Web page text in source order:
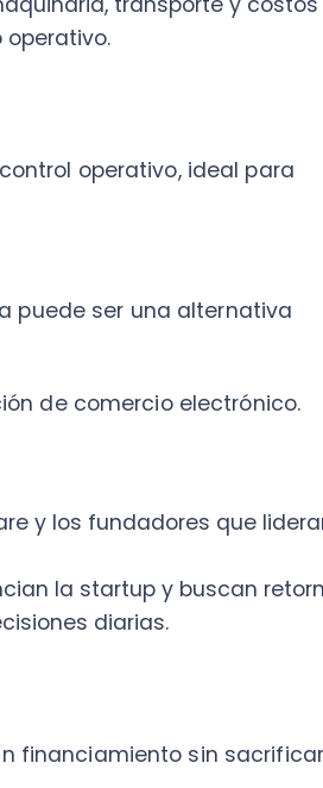
comercio electrónico.
fundadores que lideran
startup y buscan retornos
diarias.
de la producción, la
inicial para comprar